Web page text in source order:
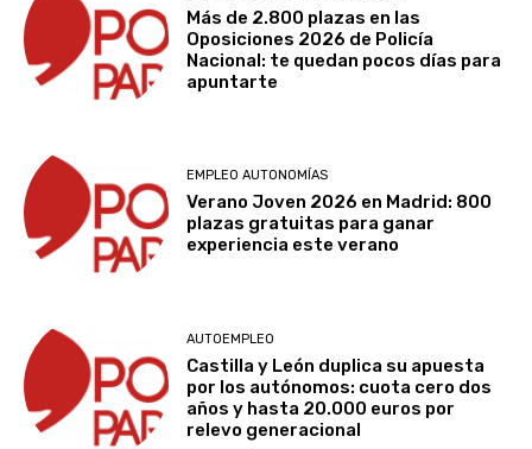
Más de 2.800 plazas en las
Oposiciones 2026 de Policía
Nacional: te quedan pocos días para
apuntarte
EMPLEO AUTONOMÍAS
Verano Joven 2026 en Madrid: 800
plazas gratuitas para ganar
experiencia este verano
AUTOEMPLEO
Castilla y León duplica su apuesta
por los autónomos: cuota cero dos
años y hasta 20.000 euros por
relevo generacional